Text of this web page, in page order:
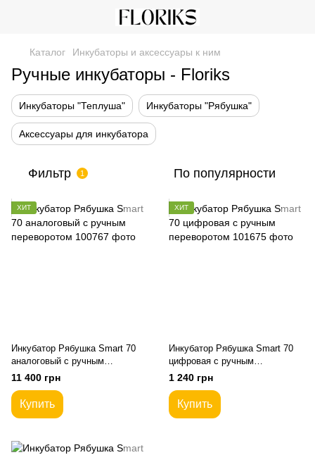
Каталог Инкубаторы и аксессуары к ним
Ручные инкубаторы - Floriks
Инкубаторы "Теплуша" Инкубаторы "Рябушка"
Аксессуары для инкубатора
Фильтр 1 По популярности
ХИТ
Инкубатор Рябушка Smart 70
аналоговый с ручным
переворотом
11 400 грн
Купить
ХИТ
Инкубатор Рябушка Smart 70
цифровая с ручным
переворотом
1 240 грн
Купить